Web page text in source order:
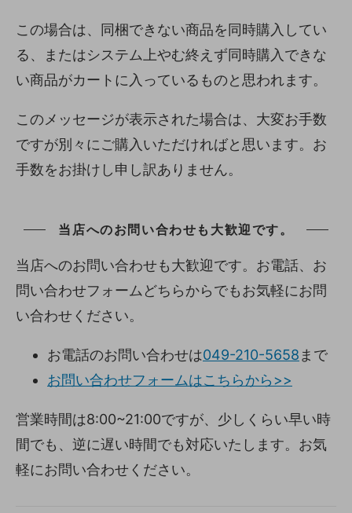
この場合は、同梱できない商品を同時購入してい
る、またはシステム上やむ終えず同時購入できな
い商品がカートに入っているものと思われます。
このメッセージが表示された場合は、大変お手数
ですが別々にご購入いただければと思います。お
手数をお掛けし申し訳ありません。
当店へのお問い合わせも大歓迎です。
当店へのお問い合わせも大歓迎です。お電話、お
問い合わせフォームどちらからでもお気軽にお問
い合わせください。
お電話のお問い合わせは049-210-5658 まで
お問い合わせフォームはこちらから>>
営業時間は8:00~21:00ですが、少しくらい早い時
間でも、逆に遅い時間でも対応いたします。お気
軽にお問い合わせください。